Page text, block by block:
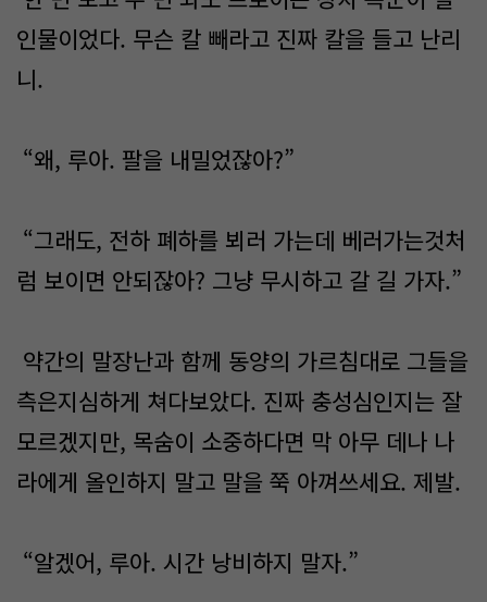
인물이었다. 무슨 칼 빼라고 진짜 칼을 들고 난리
니.
“왜, 루아. 팔을 내밀었잖아?”
“그래도, 전하 폐하를 뵈러 가는데 베러가는것처
럼 보이면 안되잖아? 그냥 무시하고 갈 길 가자.”
약간의 말장난과 함께 동양의 가르침대로 그들을
측은지심하게 쳐다보았다. 진짜 충성심인지는 잘
모르겠지만, 목숨이 소중하다면 막 아무 데나 나
라에게 올인하지 말고 말을 쭉 아껴쓰세요. 제발.
“알겠어, 루아. 시간 낭비하지 말자.”